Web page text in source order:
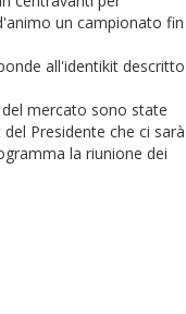
un campionato fin
all'identikit descritto
mercato sono state
Presidente che ci sarà
la riunione dei